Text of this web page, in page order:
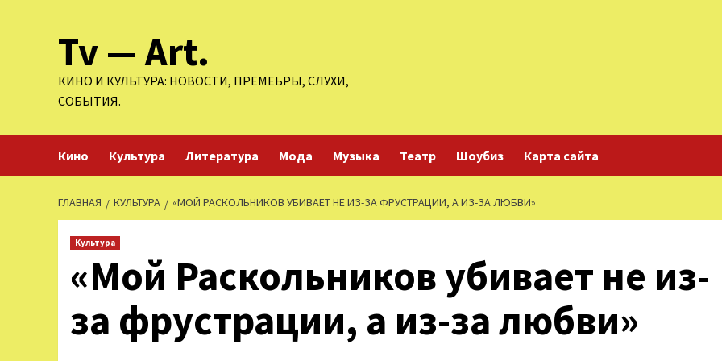
содержимомуTv — Art.
КИНО И КУЛЬТУРА: НОВОСТИ, ПРЕМЕЬРЫ, СЛУХИ,
СОБЫТИЯ.
Кино Культура Литература Мода Музыка Театр Шоубиз Карта сайта
ГЛАВНАЯ КУЛЬТУРА «МОЙ РАСКОЛЬНИКОВ УБИВАЕТ НЕ ИЗ-ЗА ФРУСТРАЦИИ, А ИЗ-ЗА ЛЮБВИ»
Культура
«Мой Раскольников убивает не из-
за фрустрации, а из-за любви»